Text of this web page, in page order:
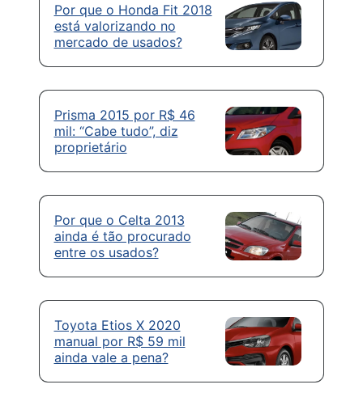
Por que o Honda Fit 2018
está valorizando no
mercado de usados?
Prisma 2015 por R$ 46
mil: “Cabe tudo”, diz
proprietário
Por que o Celta 2013
ainda é tão procurado
entre os usados?
Toyota Etios X 2020
manual por R$ 59 mil
ainda vale a pena?